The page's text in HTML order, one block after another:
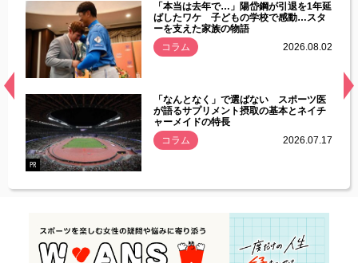
常
「本当は去年で…」陽岱鋼が引退を1年延
ばしたワケ 子どもの学校で感動…スタ
ーを支えた家族の物語
コラム
2026.08.02
PR
「なんとなく」で選ばない スポーツ医
が語るサプリメント摂取の基本とネイチ
ャーメイドの特長
コラム
2026.07.17